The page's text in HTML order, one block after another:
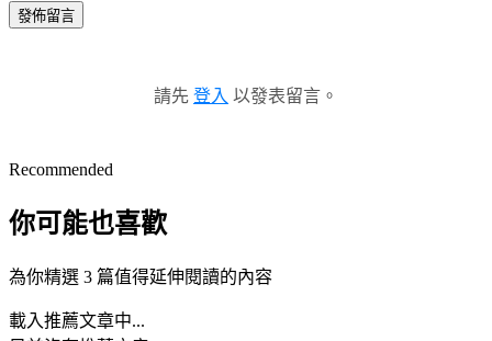
發佈留言
請先 登入 以發表留言。
Recommended
你可能也喜歡
為你精選 3 篇值得延伸閱讀的內容
載入推薦文章中...